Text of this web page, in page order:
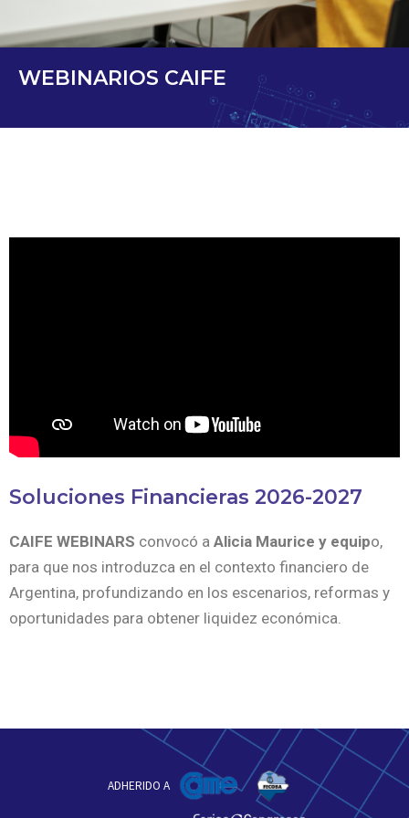
WEBINARIOS CAIFE
Soluciones Financieras 2026-2027
CAIFE WEBINARS convocó a Alicia Maurice y equipo,
para que nos introduzca en el contexto financiero de
Argentina, profundizando en los escenarios, reformas y
oportunidades para obtener liquidez económica.
ADHERIDO A